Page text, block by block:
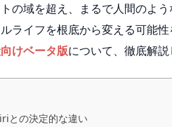
の域を超え、まるで人間のよ
ライフを根底から変える可能
けベータ版について、徹底解説
との決定的な違い